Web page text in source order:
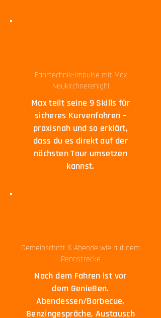
Fahrtechnik-Impulse mit Max
Neukirchnerehighl
Max teilt seine 9 Skills für
sicheres Kurvenfahren –
praxisnah und so erklärt,
dass du es direkt auf der
nächsten Tour umsetzen
kannst.
Gemeinschaft & Abende wie auf dem
Rennstrecke
Nach dem Fahren ist vor
dem Genießen.
Abendessen/Barbecue,
Benzingespräche, Austausch